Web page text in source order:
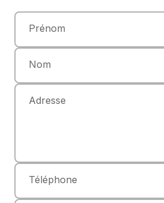
Prénom
Nom
Adresse
Téléphone